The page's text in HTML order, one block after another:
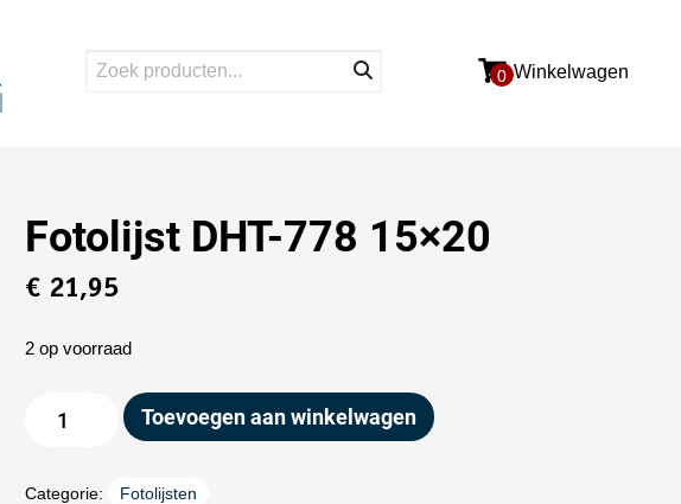
0 Winkelwagen
Fotolijst DHT-778 15×20
€21,95
2 op voorraad
Toevoegen aan winkelwagen
Categorie: Fotolijsten